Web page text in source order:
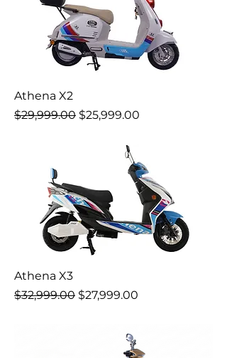
Athena X2
Precio
$29,999.00 Precio de oferta
$25,999.00
Athena X3
Precio
$32,999.00 Precio de oferta
$27,999.00